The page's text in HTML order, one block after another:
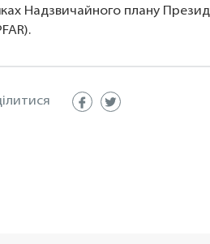
Надзвичайного плану